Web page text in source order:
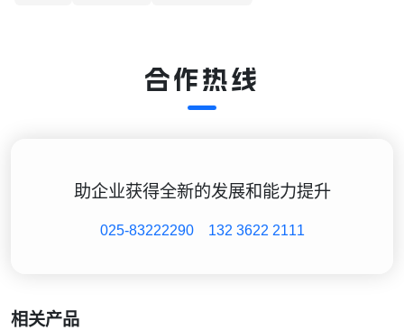
合作热线
助企业获得全新的发展和能力提升
025-83222290 132 3622 2111
相关产品